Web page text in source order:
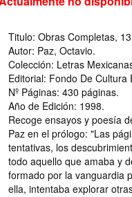
Titulo: Obras Completas,
Autor: Paz, Octavio.
Colección: Letras
Editorial: Fondo De Cultura
Nº Páginas: 430 páginas.
Año de Edición: 1998.
Recoge ensayos y poesía
Paz en el prólogo: "Las
tentativas, los
todo aquello que amaba y
formado por la vanguardia
ella, intentaba explorar